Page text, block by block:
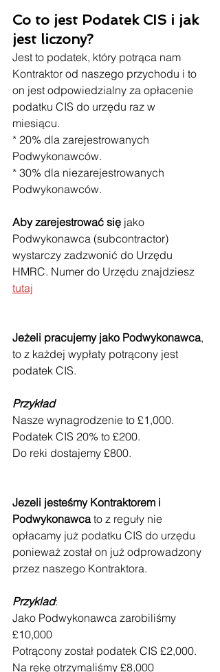
Co to jest Podatek CIS i jak
jest liczony?
Jest to podatek, który potrąca nam
Kontraktor od naszego przychodu i to
on jest odpowiedzialny za opłacenie
podatku CIS do urzędu raz w
miesiącu.
* 20% dla zarejestrowanych
Podwykonawców.
* 30% dla niezarejestrowanych
Podwykonawców.
Aby zarejestrować się jako
Podwykonawca (subcontractor)
wystarczy zadzwonić do Urzędu
HMRC. Numer do Urzędu znajdziesz
tutaj
Jeżeli pracujemy jako Podwykonawca,
to z każdej wypłaty potrącony jest
podatek CIS.
Przykład
Nasze wynagrodzenie to £1,000.
Podatek CIS 20% to £200.
Do reki dostajemy £800.
Jezeli jesteśmy Kontraktorem i
Podwykonawca to z reguły nie
opłacamy już podatku CIS do urzędu
ponieważ został on już odprowadzony
przez naszego Kontraktora.
Przyklad:
Jako Podwykonawca zarobiliśmy
£10,000
Potrącony został podatek CIS £2,000.
Na rękę otrzymaliśmy £8,000